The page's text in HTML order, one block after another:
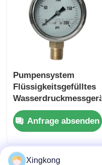
Pumpensystem
Flüssigkeitsgefülltes
Wasserdruckmessgerät
0-200PSI 63mm
Edelstahl Messing für
Anfrage absenden
Xingkong